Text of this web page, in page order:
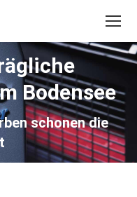
Bodensee
schonen die